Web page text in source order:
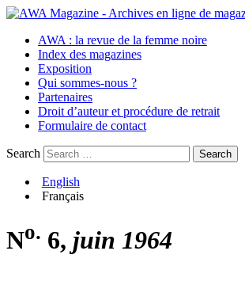
AWA : la revue de la femme noire
Index des magazines
Exposition
Qui sommes-nous ?
Partenaires
Droit d’auteur et procédure de retrait
Formulaire de contact
Search
English
Français
No. 6, juin 1964